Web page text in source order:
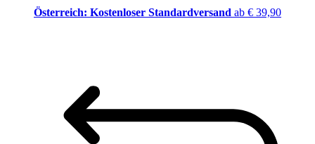
Österreich: Kostenloser Standardversand ab € 39,90